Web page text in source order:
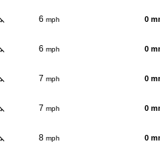
6 mph 0
6 mph 0
7 mph 0
7 mph 0
8 mph 0